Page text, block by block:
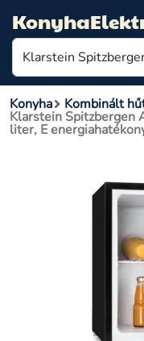
Konyha Kombinált
Klarstein Spitzbergen
liter, E